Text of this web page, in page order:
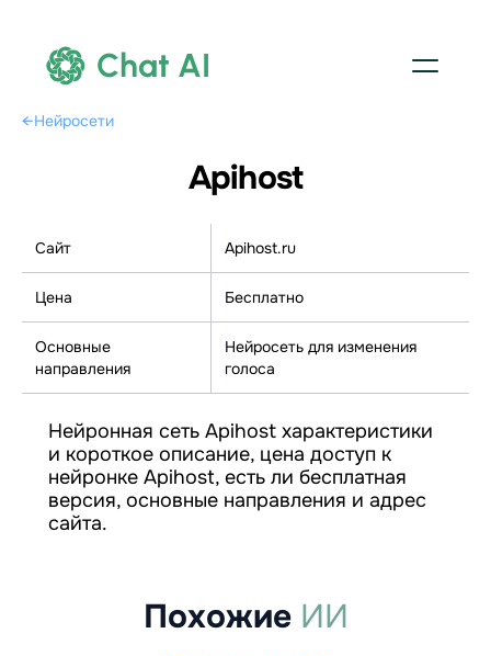
Chat AI
←Нейросети
Apihost
Сайт Apihost.ru
Цена Бесплатно
Основные
направления
Нейросеть для изменения
голоса
Нейронная сеть Apihost характеристики
и короткое описание, цена доступ к
нейронке Apihost, есть ли бесплатная
версия, основные направления и адрес
сайта.
Похожие ИИ